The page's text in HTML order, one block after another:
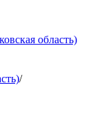
область)
/